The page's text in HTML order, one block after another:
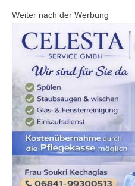
Weiter nach der Werbung